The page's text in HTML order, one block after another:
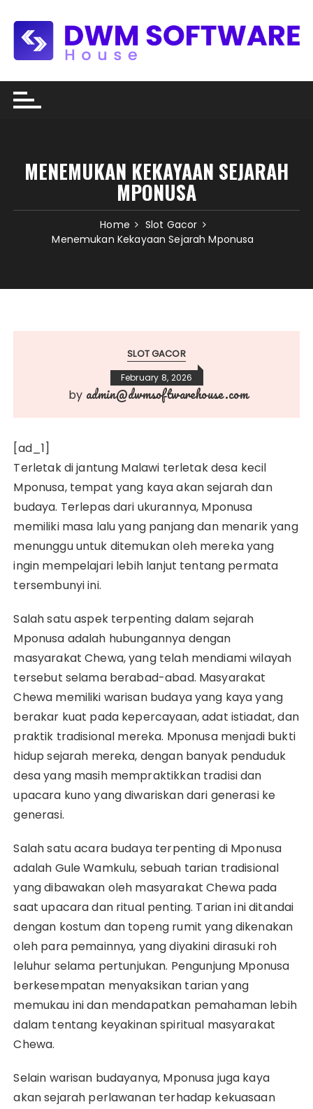
content
MENEMUKAN KEKAYAAN SEJARAH
MPONUSA
Home
Slot Gacor
Menemukan Kekayaan Sejarah Mponusa
SLOT GACOR
February 8, 2026
by admin@dwmsoftwarehouse.com
[ad_1]
Terletak di jantung Malawi terletak desa kecil
Mponusa, tempat yang kaya akan sejarah dan
budaya. Terlepas dari ukurannya, Mponusa
memiliki masa lalu yang panjang dan menarik yang
menunggu untuk ditemukan oleh mereka yang
ingin mempelajari lebih lanjut tentang permata
tersembunyi ini.
Salah satu aspek terpenting dalam sejarah
Mponusa adalah hubungannya dengan
masyarakat Chewa, yang telah mendiami wilayah
tersebut selama berabad-abad. Masyarakat
Chewa memiliki warisan budaya yang kaya yang
berakar kuat pada kepercayaan, adat istiadat, dan
praktik tradisional mereka. Mponusa menjadi bukti
hidup sejarah mereka, dengan banyak penduduk
desa yang masih mempraktikkan tradisi dan
upacara kuno yang diwariskan dari generasi ke
generasi.
Salah satu acara budaya terpenting di Mponusa
adalah Gule Wamkulu, sebuah tarian tradisional
yang dibawakan oleh masyarakat Chewa pada
saat upacara dan ritual penting. Tarian ini ditandai
dengan kostum dan topeng rumit yang dikenakan
oleh para pemainnya, yang diyakini dirasuki roh
leluhur selama pertunjukan. Pengunjung Mponusa
berkesempatan menyaksikan tarian yang
memukau ini dan mendapatkan pemahaman lebih
dalam tentang keyakinan spiritual masyarakat
Chewa.
Selain warisan budayanya, Mponusa juga kaya
akan sejarah perlawanan terhadap kekuasaan